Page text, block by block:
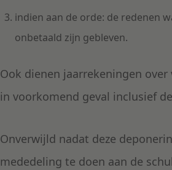
indien aan de orde: de redenen
onbetaald zijn gebleven.
Ook dienen jaarrekeningen over
in voorkomend geval inclusief de
Onverwijld nadat deze
mededeling te doen aan de